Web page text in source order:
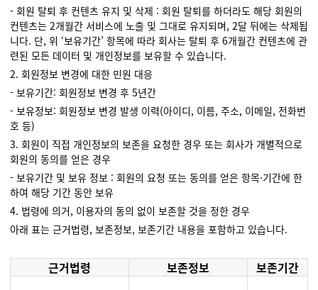
- 회원 탈퇴 후 컨텐츠 유지 및 삭제 : 회원 탈퇴를 하더라도 해당 회원의
컨텐츠는 2개월간 서비스에 노출 및 그대로 유지되며, 2달 뒤에는 삭제됩
니다. 단, 위 ‘보유기간’ 항목에 따라 회사는 탈퇴 후 6개월간 컨텐츠에 관
련된 모든 데이터 및 개인정보를 보유할 수 있습니다.
2. 회원정보 변경에 대한 민원 대응
- 보유기간: 회원정보 변경 후 5년간
- 보유정보: 회원정보 변경 발생 이력(아이디, 이름, 주소, 이메일, 전화번
호 등)
3. 회원이 직접 개인정보의 보존을 요청한 경우 또는 회사가 개별적으로
회원의 동의를 얻은 경우
- 보유기간 및 보유 정보 : 회원의 요청 또는 동의를 얻은 항목·기간에 한
하여 해당 기간 동안 보유
4. 법령에 의거, 이용자의 동의 없이 보존할 것을 정한 경우
아래 표는 근거법령, 보존정보, 보존기간 내용을 포함하고 있습니다.
근거법령 보존정보 보존기간